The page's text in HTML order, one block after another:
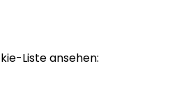
Liste ansehen: